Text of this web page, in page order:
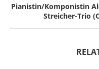
Pianistin/Komponistin
Streicher-Trio